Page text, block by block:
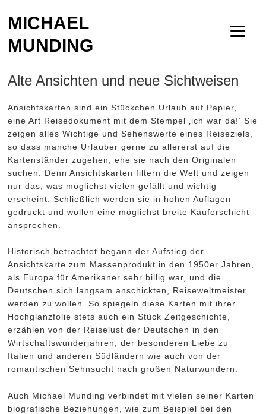
MICHAEL
MUNDING
Alte Ansichten und neue Sichtweisen
Ansichtskarten sind ein Stückchen Urlaub auf Papier,
eine Art Reisedokument mit dem Stempel ‚ich war da!‘ Sie
zeigen alles Wichtige und Sehenswerte eines Reiseziels,
so dass manche Urlauber gerne zu allererst auf die
Kartenständer zugehen, ehe sie nach den Originalen
suchen. Denn Ansichtskarten filtern die Welt und zeigen
nur das, was möglichst vielen gefällt und wichtig
erscheint. Schließlich werden sie in hohen Auflagen
gedruckt und wollen eine möglichst breite Käuferschicht
ansprechen.
Historisch betrachtet begann der Aufstieg der
Ansichtskarte zum Massenprodukt in den 1950er Jahren,
als Europa für Amerikaner sehr billig war, und die
Deutschen sich langsam anschickten, Reiseweltmeister
werden zu wollen. So spiegeln diese Karten mit ihrer
Hochglanzfolie stets auch ein Stück Zeitgeschichte,
erzählen von der Reiselust der Deutschen in den
Wirtschaftswunderjahren, der besonderen Liebe zu
Italien und anderen Südländern wie auch von der
romantischen Sehnsucht nach großen Naturwundern.
Auch Michael Munding verbindet mit vielen seiner Karten
biografische Beziehungen, wie zum Beispiel bei den